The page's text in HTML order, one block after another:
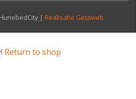
| Realisatie Getaweb
Return to shop